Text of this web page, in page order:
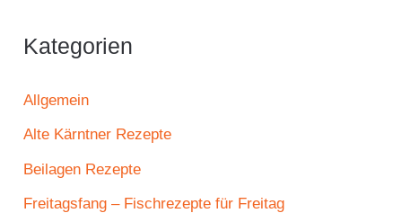
Kategorien
Allgemein
Alte Kärntner Rezepte
Beilagen Rezepte
Freitagsfang – Fischrezepte für Freitag